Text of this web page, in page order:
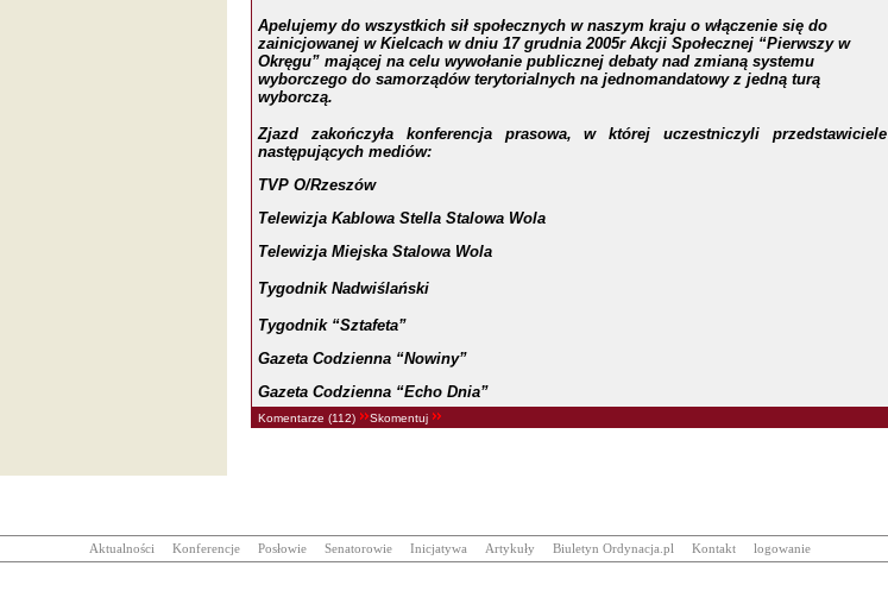
Apelujemy do wszystkich sił społecznych w naszym kraju o włączenie się do
zainicjowanej w Kielcach w dniu 17 grudnia 2005r Akcji Społecznej “Pierwszy w
Okręgu” mającej na celu wywołanie publicznej debaty nad zmianą systemu
wyborczego do samorządów terytorialnych na jednomandatowy z jedną turą
wyborczą.
Zjazd zakończyła konferencja prasowa, w której uczestniczyli przedstawiciele
następujących mediów:
TVP O/Rzeszów
Telewizja Kablowa Stella Stalowa Wola
Telewizja Miejska Stalowa Wola
Tygodnik Nadwiślański
Tygodnik “Sztafeta”
Gazeta Codzienna “Nowiny”
Gazeta Codzienna “Echo Dnia”
Komentarze (112) Skomentuj
Aktualności Konferencje Posłowie Senatorowie Inicjatywa Artykuły Biuletyn Ordynacja.pl Kontakt logowanie